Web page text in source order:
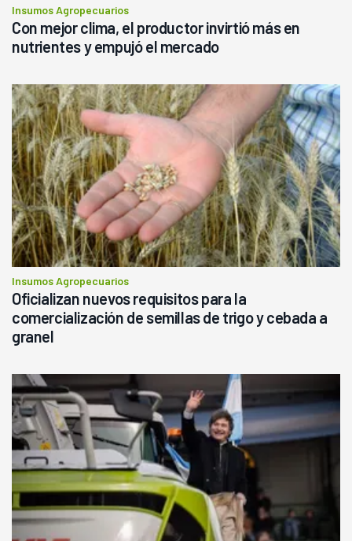
Insumos Agropecuarios
Con mejor clima, el productor invirtió más en
nutrientes y empujó el mercado
Insumos Agropecuarios
Oficializan nuevos requisitos para la
comercialización de semillas de trigo y cebada a
granel